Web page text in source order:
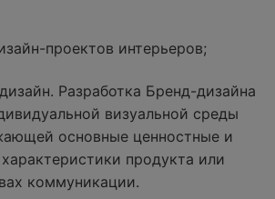
проектов интерьеров;
Разработка Бренд-дизайна
визуальной среды
основные ценностные и
продукта или
коммуникации.